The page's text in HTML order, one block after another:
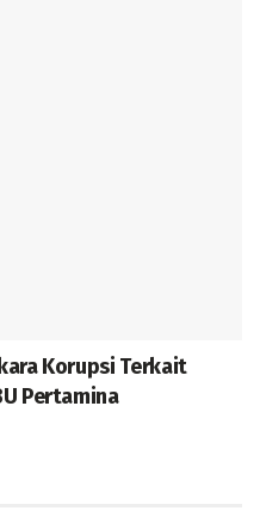
Korupsi Terkait
Pertamina